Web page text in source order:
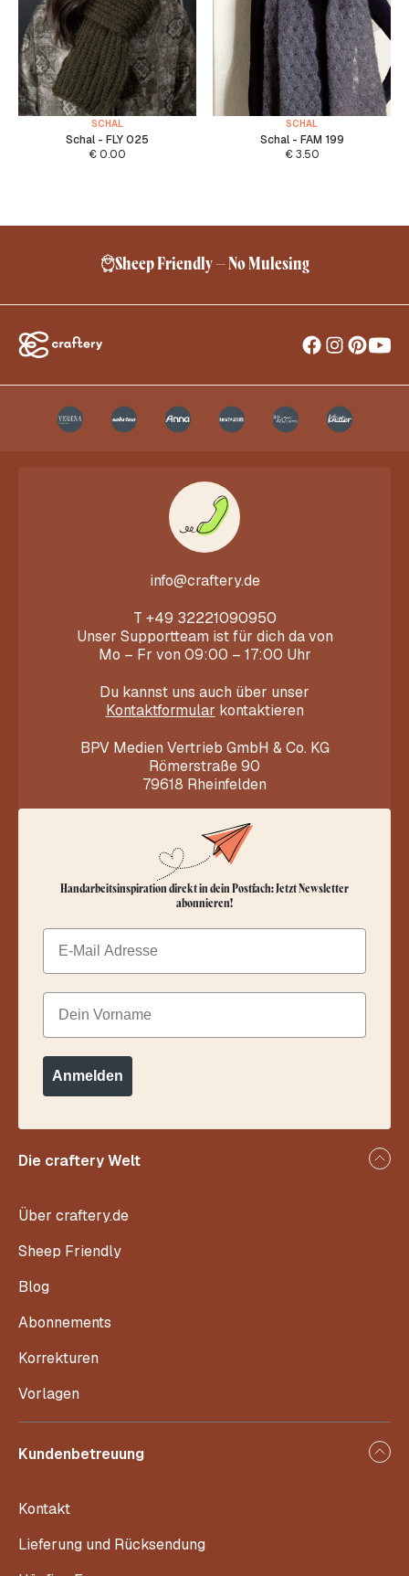
SCHAL
Schal - FLY 025
€ 0.00
SCHAL
Schal - FAM 199
€3.50
Sheep Friendly – No Mulesing
info@craftery.de
T +49 32221090950
Unser Supportteam ist für dich da von
Mo – Fr von 09:00 – 17:00 Uhr
Du kannst uns auch über unser
Kontaktformular kontaktieren
BPV Medien Vertrieb GmbH & Co. KG
Römerstraße 90
79618 Rheinfelden
Die craftery Welt
Über craftery.de
Sheep Friendly
Blog
Abonnements
Korrekturen
Vorlagen
Kundenbetreuung
Kontakt
Lieferung und Rücksendung
Handarbeitsinspiration direkt in dein Postfach: Jetzt Newsletter
abonnieren!
Email
Dein Vorname
Anmelden